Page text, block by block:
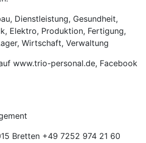
Dienstleistung, Gesundheit,
Elektro, Produktion, Fertigung,
Wirtschaft, Verwaltung
www.trio-personal.de, Facebook
Bretten +49 7252 974 21 60